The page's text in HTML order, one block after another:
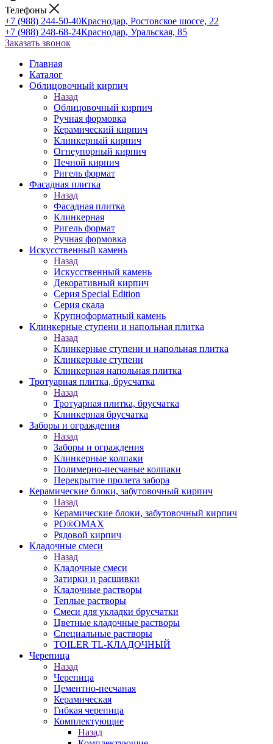
Телефоны
+7 (988) 244-50-40Краснодар, Ростовское шоссе, 22
+7 (988) 248-68-24Краснодар, Уральская, 85
Заказать звонок
Главная
Каталог
Облицовочный кирпич
Назад
Облицовочный кирпич
Ручная формовка
Керамический кирпич
Клинкерный кирпич
Огнеупорный кирпич
Печной кирпич
Ригель формат
Фасадная плитка
Назад
Фасадная плитка
Клинкерная
Ригель формат
Ручная формовка
Искусственный камень
Назад
Искусственный камень
Декоративный кирпич
Серия Special Edition
Серия скала
Крупноформатный камень
Клинкерные ступени и напольная плитка
Назад
Клинкерные ступени и напольная плитка
Клинкерные ступени
Клинкерная напольная плитка
Тротуарная плитка, брусчатка
Назад
Тротуарная плитка, брусчатка
Клинкерная брусчатка
Заборы и ограждения
Назад
Заборы и ограждения
Клинкерные колпаки
Полимерно-песчаные колпаки
Перекрытие пролета забора
Керамические блоки, забутовочный кирпич
Назад
Керамические блоки, забутовочный кирпич
PO®OMAX
Рядовой кирпич
Кладочные смеси
Назад
Кладочные смеси
Затирки и расшивки
Кладочные растворы
Теплые растворы
Смеси для укладки брусчатки
Цветные кладочные растворы
Специальные растворы
TOILER TL-КЛАДОЧНЫЙ
Черепица
Назад
Черепица
Цементно-песчаная
Керамическая
Гибкая черепица
Комплектующие
Назад